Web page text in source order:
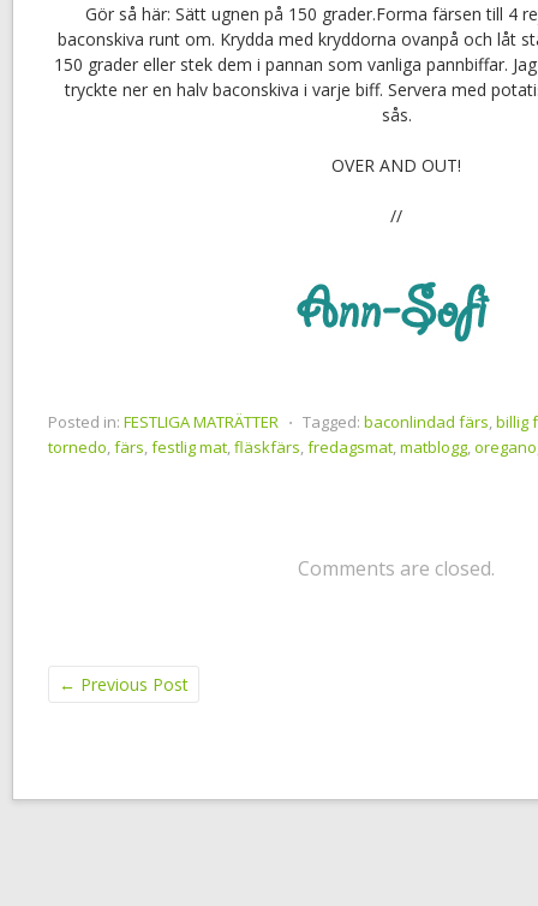
Gör så här: Sätt ugnen på 150 grader.Forma färsen till 4
baconskiva runt om. Krydda med kryddorna ovanpå och låt
150 grader eller stek dem i pannan som vanliga pannbiffar.
tryckte ner en halv baconskiva i varje biff. Servera med
sås.
OVER AND OUT!
//
Posted in: FESTLIGA MATRÄTTER ⋅ Tagged: baconlindad färs,billig
tornedo,färs,festlig mat,fläskfärs,fredagsmat,matblogg,oregano
Comments are closed.
← Previous Post